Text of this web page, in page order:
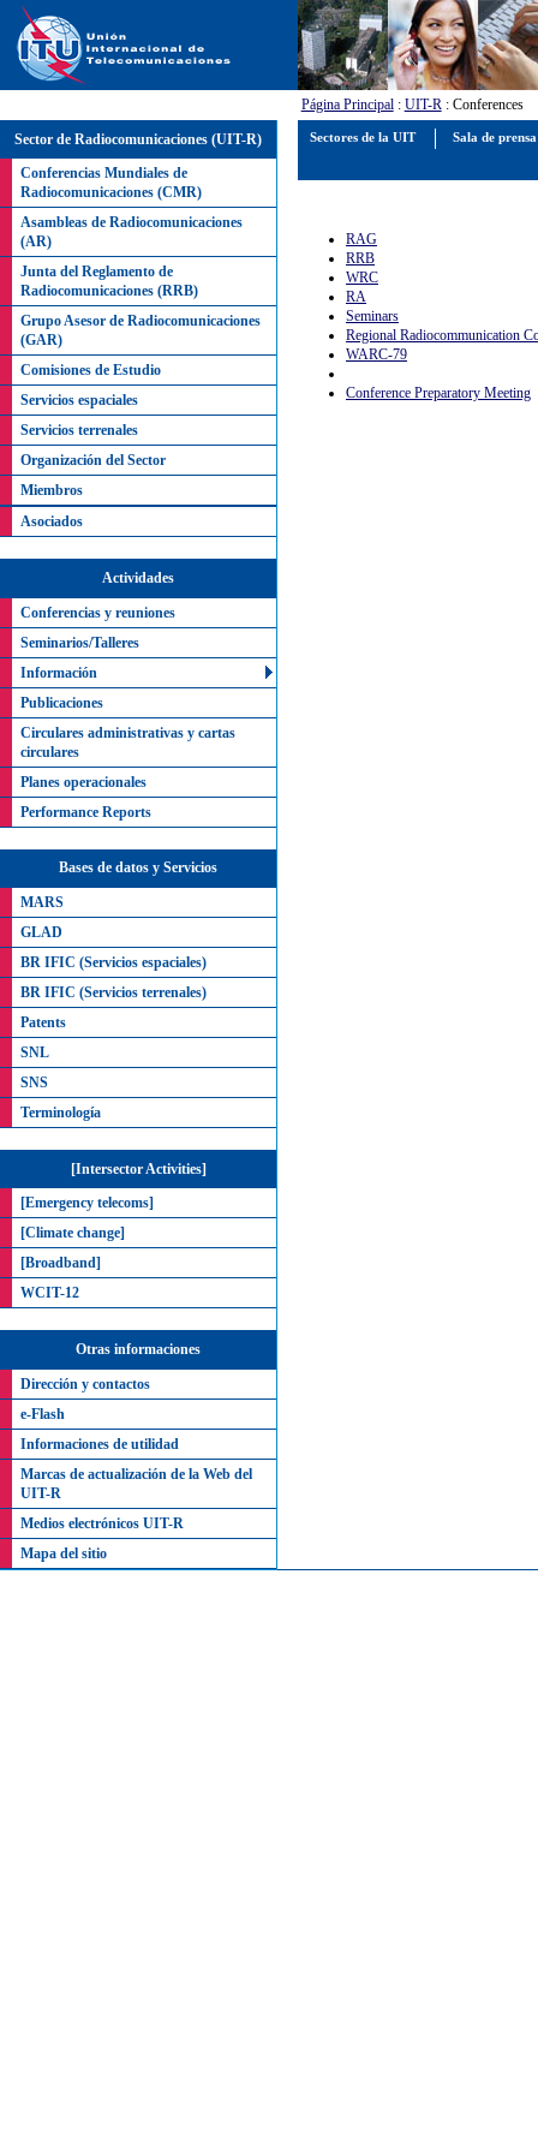
Página Principal: UIT-R: Conferences
Sector de Radiocomunicaciones (UIT-R)
Conferencias Mundiales de
Radiocomunicaciones (CMR)
Asambleas de Radiocomunicaciones
(AR)
Junta del Reglamento de
Radiocomunicaciones (RRB)
Grupo Asesor de Radiocomunicaciones
(GAR)
Comisiones de Estudio
Servicios espaciales
Servicios terrenales
Organización del Sector
Miembros
Asociados
Actividades
Conferencias y reuniones
Seminarios/Talleres
Información
Publicaciones
Circulares administrativas y cartas
circulares
Planes operacionales
Performance Reports
Bases de datos y Servicios
MARS
GLAD
BR IFIC (Servicios espaciales)
BR IFIC (Servicios terrenales)
Patents
SNL
SNS
Terminología
[Intersector Activities]
[Emergency telecoms]
[Climate change]
[Broadband]
WCIT-12
Otras informaciones
Dirección y contactos
e-Flash
Informaciones de utilidad
Marcas de actualización de la Web del
UIT-R
Medios electrónicos UIT-R
Mapa del sitio
RAG
RRB
WRC
RA
Seminars
Regional Radiocommunication
WARC-79
Conference Preparatory Meeting
Sectores de la UIT Sala de